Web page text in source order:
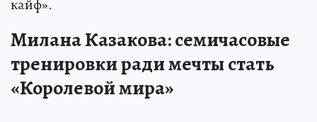
кайф».
Милана Казакова: семичасовые
тренировки ради мечты стать
«Королевой мира»